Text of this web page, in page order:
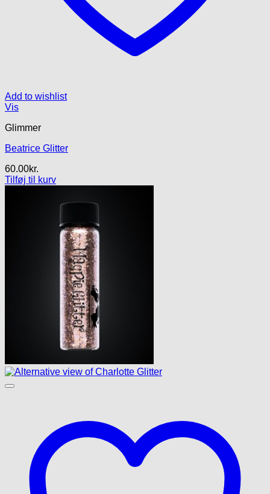
Add to wishlist
Vis
Glimmer
Beatrice Glitter
60.00kr.
Tilføj til kurv